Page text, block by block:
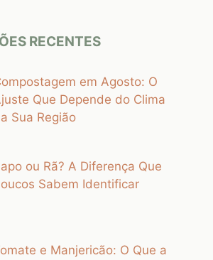
RECENTES
em Agosto: O
Que Depende do Clima
Sua Região
ou Rã? A Diferença Que
Sabem Identificar
e Manjericão: O Que a